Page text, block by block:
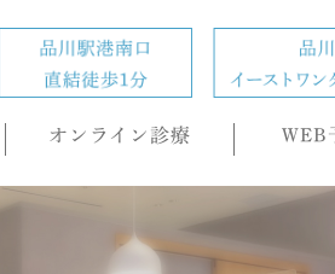
オンライン診療 WEB